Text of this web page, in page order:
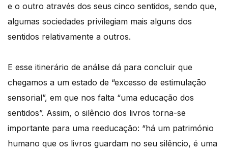
e o outro através dos seus cinco sentidos, sendo que,
algumas sociedades privilegiam mais alguns dos
sentidos relativamente a outros.
E esse itinerário de análise dá para concluir que
chegamos a um estado de “excesso de estimulação
sensorial”, em que nos falta “uma educação dos
sentidos”. Assim, o silêncio dos livros torna-se
importante para uma reeducação: “há um património
humano que os livros guardam no seu silêncio, é uma